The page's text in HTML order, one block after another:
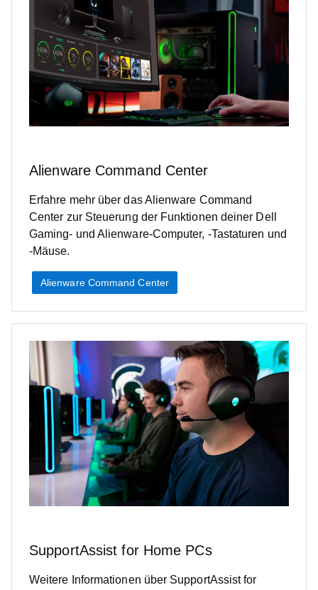
Alienware Command Center
Erfahre mehr über das Alienware Command
Center zur Steuerung der Funktionen deiner Dell
Gaming- und Alienware-Computer, -Tastaturen und
-Mäuse.
Alienware Command Center
SupportAssist for Home PCs
Weitere Informationen über SupportAssist for